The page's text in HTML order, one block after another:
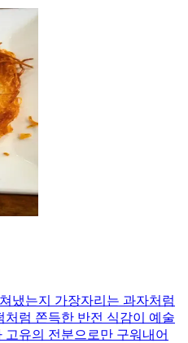
냈는지 가장자리는 과자처럼
럼 쫀득한 반전 식감이 예술
유의 전분으로만 구워내어